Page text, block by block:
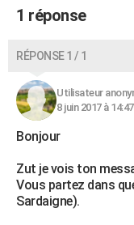
CARTE DE VOEUX
COPAINS D'AVANT
S'inscrire
Se connecter
Lycées
Collèges
Primaires
Universités
Entreprises
Service militaire
Avis de recherche
AVIS DE DÉCÈS
FORUM
Bricolage
Lifestyle
Culture
Sport
Auto
Television
Voyage
Cinema
1 réponse
RÉPONSE 1 / 1
Utilisateur
8 juin 2017 à 14:47
Bonjour
Zut je vois ton
Vous partez dans
Sardaigne).